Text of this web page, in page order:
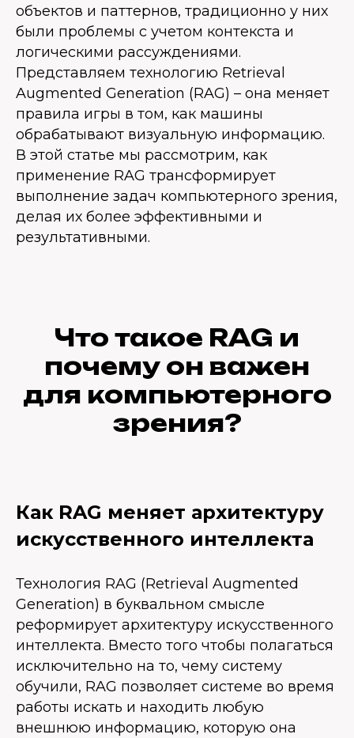
объектов и паттернов, традиционно у них
были проблемы с учетом контекста и
логическими рассуждениями.
Представляем технологию Retrieval
Augmented Generation (RAG) – она меняет
правила игры в том, как машины
обрабатывают визуальную информацию.
В этой статье мы рассмотрим, как
применение RAG трансформирует
выполнение задач компьютерного зрения,
делая их более эффективными и
результативными.
Что такое RAG и
почему он важен
для компьютерного
зрения?
Как RAG меняет архитектуру
искусственного интеллекта
Технология RAG (Retrieval Augmented
Generation) в буквальном смысле
реформирует архитектуру искусственного
интеллекта. Вместо того чтобы полагаться
исключительно на то, чему систему
обучили, RAG позволяет системе во время
работы искать и находить любую
внешнюю информацию, которую она